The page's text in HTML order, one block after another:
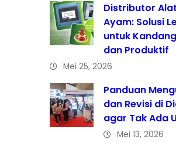
Distributor
Ayam: Solusi
untuk
dan Produktif
Mei 25, 2026
Panduan
dan Revisi di
agar Tak Ada
Mei 13, 2026